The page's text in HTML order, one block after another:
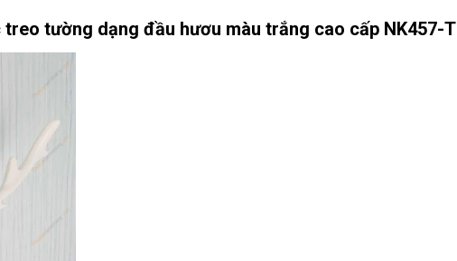
treo tường dạng đầu hươu màu trắng cao cấp NK457-T